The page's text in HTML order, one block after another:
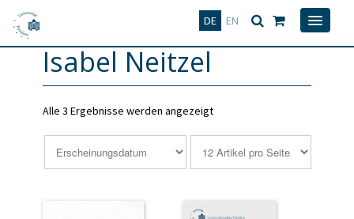
DE EN
Deutsch
Isabel Neitzel
Alle 3 Ergebnisse werden angezeigt